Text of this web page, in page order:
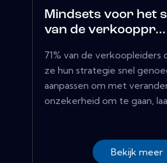
Mindsets voor het
van de verkooppr...
71% van de verkoopleiders
ze hun strategie snel
aanpassen om met
onzekerheid om te gaan,
Bekijk meer